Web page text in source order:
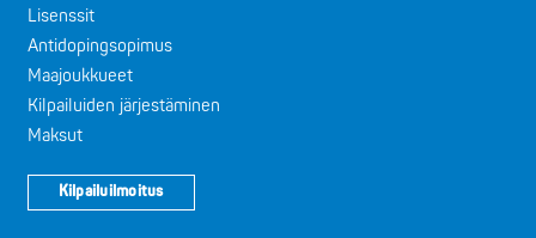
Lisenssit
Antidopingsopimus
Maajoukkueet
Kilpailuiden järjestäminen
Maksut
Kilpailuilmoitus